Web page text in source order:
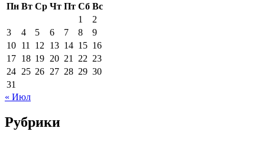
Пн Вт Ср Чт Пт Сб Вс
1
2
3
4 5 6 7 8
9
10 11 12 13 14 15 16
17 18 19 20 21 22 23
24 25 26 27 28 29 30
31
« Июл
Рубрики